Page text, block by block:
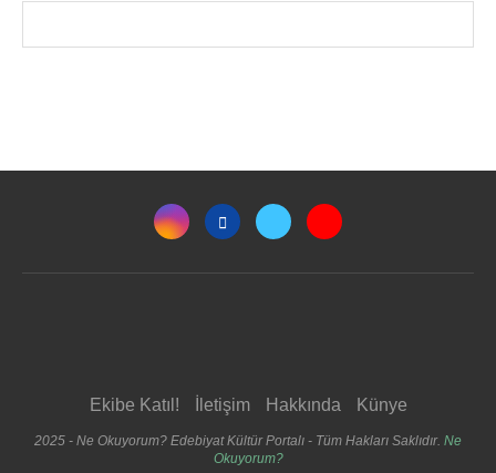
Ekibe Katıl! İletişim Hakkında Künye
2025 - Ne Okuyorum? Edebiyat Kültür Portalı - Tüm Hakları Saklıdır. Ne
Okuyorum?